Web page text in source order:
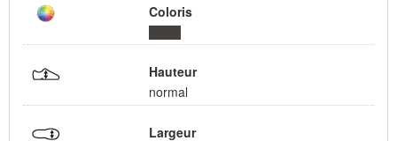
Coloris
Hauteur
normal
Largeur